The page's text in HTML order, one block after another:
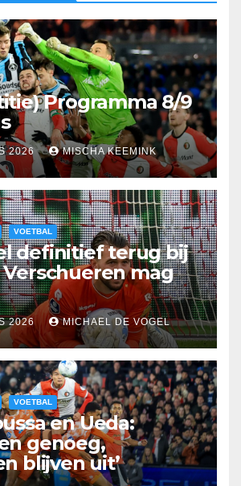
Programma 8/9
2026 MISCHA KEEMINK
VOETBAL
definitief terug bij
mag
2026 MICHAEL DE VOGEL
VOETBAL
en Ueda:
genoeg,
blijven uit’